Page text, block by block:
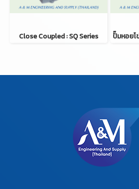
Close Coupled : SQ Series